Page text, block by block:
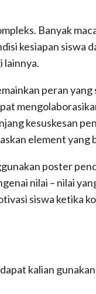
Banyak
kesiapan siswa
lainnya.
peran
kesuskesan
element yang
poster
nilai – nilai
siswa ketika
kalian